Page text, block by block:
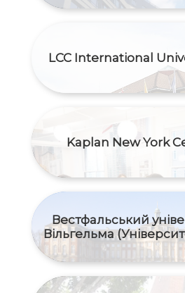
LCC International
Kaplan New York
Вестфальський
Вільгельма